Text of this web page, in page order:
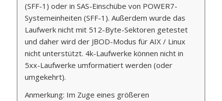
(SFF-1) oder in SAS-Einschübe von POWER7-
Systemeinheiten (SFF-1). Außerdem wurde das
Laufwerk nicht mit 512-Byte-Sektoren getestet
und daher wird der JBOD-Modus für AIX / Linux
nicht unterstützt. 4k-Laufwerke können nicht in
5xx-Laufwerke umformatiert werden (oder
umgekehrt).
Anmerkung: Im Zuge eines größeren